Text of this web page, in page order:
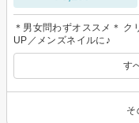
＊男女問わずオススメ＊
UP／メンズネイルに♪
す
そ